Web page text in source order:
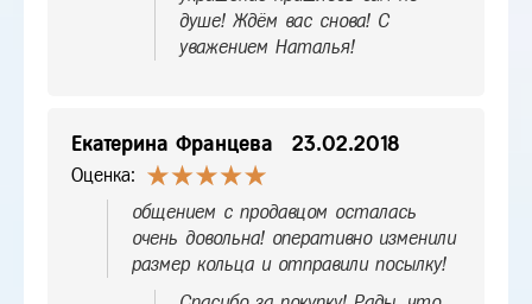
душе! Ждём вас снова! С
уважением Наталья!
Екатерина Францева 23.02.2018
Оценка:
общением с продавцом осталась
очень довольна! оперативно изменили
размер кольца и отправили посылку!